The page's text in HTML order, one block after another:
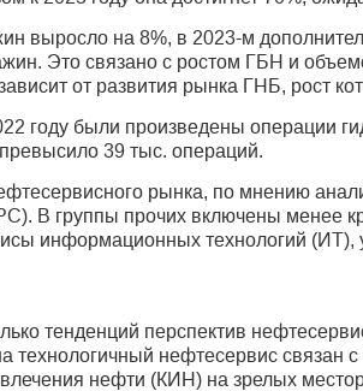
выросло на 8%, в 2023-м
Это связано с ростом ГБН и
от развития рынка ГНБ, рост
году были произведены операции
39 тыс. операций.
рынка, по мнению
В группы прочих включены менее
информационных технологий (ИТ),
тенденций перспектив
техно­логичный нефтесервис связан
нефти (КИН) на зрелых